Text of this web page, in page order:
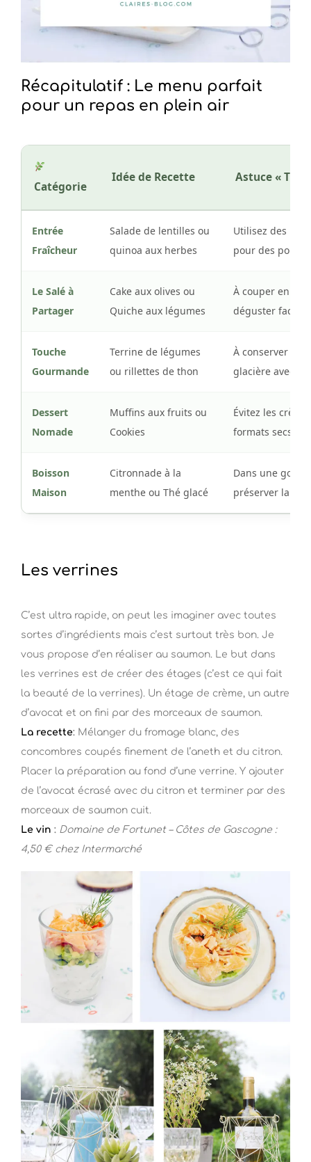
Récapitulatif : Le menu parfait
pour un repas en plein air
Catégorie
Idée de Recette Astuce «
Entrée
Fraîcheur
Salade de lentilles ou
quinoa aux herbes
Utilisez des
pour des
Le Salé à
Partager
Cake aux olives ou
Quiche aux légumes
À couper en
déguster
Touche
Gourmande
Terrine de légumes
ou rillettes de thon
À conserver
glacière avec
Dessert
Nomade
Muffins aux fruits ou
Cookies
Évitez les
formats secs
Boisson
Maison
Citronnade à la
menthe ou Thé glacé
Dans une
préserver la
Les verrines
C’est ultra rapide, on peut les imaginer avec toutes
sortes d’ingrédients mais c’est surtout très bon. Je
vous propose d’en réaliser au saumon. Le but dans
les verrines est de créer des étages (c’est ce qui fait
la beauté de la verrines). Un étage de crème, un autre
d’avocat et on fini par des morceaux de saumon.
La recette: Mélanger du fromage blanc, des
concombres coupés finement de l’aneth et du citron.
Placer la préparation au fond d’une verrine. Y ajouter
de l’avocat écrasé avec du citron et terminer par des
morceaux de saumon cuit.
Le vin : Domaine de Fortunet – Côtes de Gascogne :
4,50 € chez Intermarché